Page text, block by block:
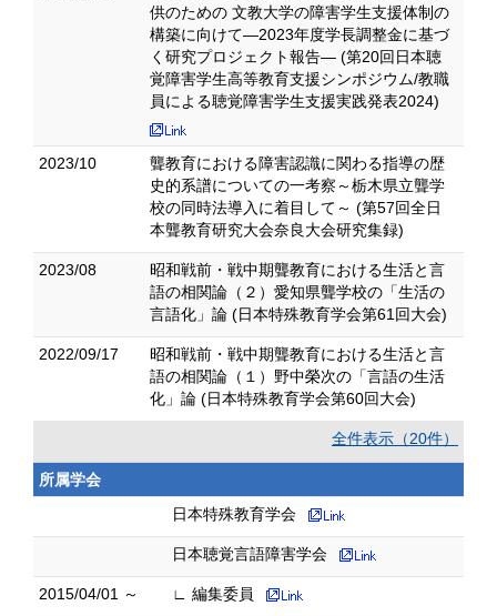
供のための 文教大学の障害学生支援体制の
構築に向けて―2023年度学長調整金に基づ
く研究プロジェクト報告― (第20回日本聴
覚障害学生高等教育支援シンポジウム/教職
員による聴覚障害学生支援実践発表2024)
2023/10
聾教育における障害認識に関わる指導の歴
史的系譜についての一考察～栃木県立聾学
校の同時法導入に着目して～ (第57回全日
本聾教育研究大会奈良大会研究集録)
2023/08
昭和戦前・戦中期聾教育における生活と言
語の相関論（２）愛知県聾学校の「生活の
言語化」論 (日本特殊教育学会第61回大会)
2022/09/17
昭和戦前・戦中期聾教育における生活と言
語の相関論（１）野中榮次の「言語の生活
化」論 (日本特殊教育学会第60回大会)
全件表示（20件）
所属学会
日本特殊教育学会
日本聴覚言語障害学会
2015/04/01 ～ ∟ 編集委員